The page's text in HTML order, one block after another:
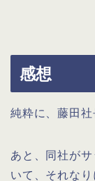
感想
純粋に、藤田社
あと、同社が
いて、それな